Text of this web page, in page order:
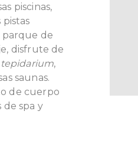
piscinas,
parque de
disfrute de
tepidarium,
saunas.
de cuerpo
spa y